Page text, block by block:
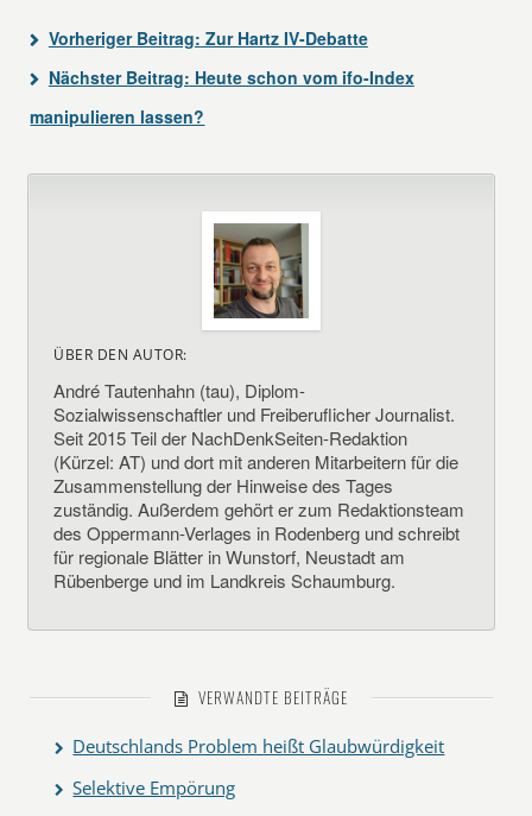
Vorheriger Beitrag: Zur Hartz IV-Debatte
Nächster Beitrag: Heute schon vom ifo-Index
manipulieren lassen?
ÜBER DEN AUTOR:
André Tautenhahn (tau), Diplom-
Sozialwissenschaftler und Freiberuflicher Journalist.
Seit 2015 Teil der NachDenkSeiten-Redaktion
(Kürzel: AT) und dort mit anderen Mitarbeitern für die
Zusammenstellung der Hinweise des Tages
zuständig. Außerdem gehört er zum Redaktionsteam
des Oppermann-Verlages in Rodenberg und schreibt
für regionale Blätter in Wunstorf, Neustadt am
Rübenberge und im Landkreis Schaumburg.
VERWANDTE BEITRÄGE
Deutschlands Problem heißt Glaubwürdigkeit
Selektive Empörung